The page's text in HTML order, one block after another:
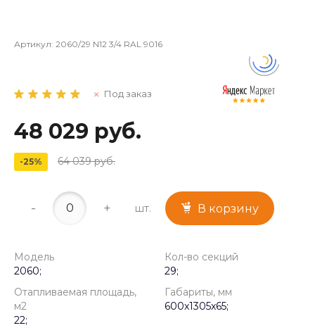
Артикул: 2060/29 N12 3/4 RAL 9016
Под заказ
48 029 руб.
-25% 64 039 руб.
- + шт. В корзину
Модель
2060;
Кол-во секций
29;
Отапливаемая площадь,
м2
22;
Габариты, мм
600x1305x65;